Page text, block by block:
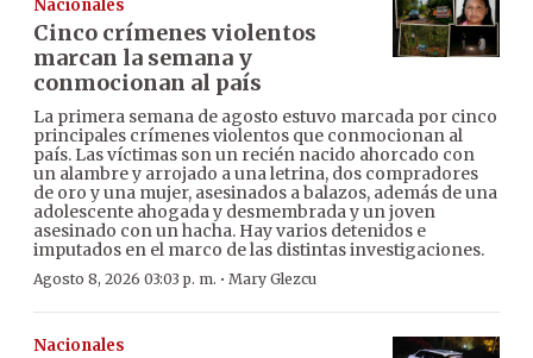
Nacionales
Cinco crímenes violentos
marcan la semana y
conmocionan al país
La primera semana de agosto estuvo marcada por cinco
principales crímenes violentos que conmocionan al
país. Las víctimas son un recién nacido ahorcado con
un alambre y arrojado a una letrina, dos compradores
de oro y una mujer, asesinados a balazos, además de una
adolescente ahogada y desmembrada y un joven
asesinado con un hacha. Hay varios detenidos e
imputados en el marco de las distintas investigaciones.
Agosto 8, 2026 03:03 p. m. · Mary Glezcu
Nacionales